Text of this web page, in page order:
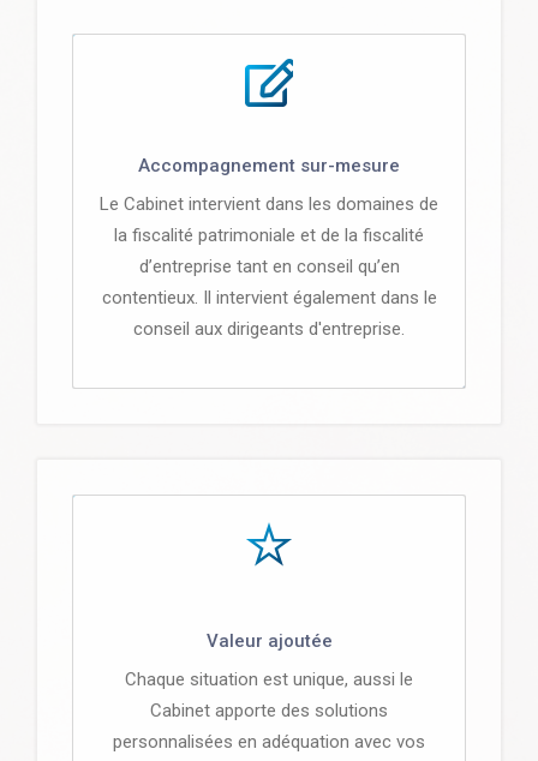
Accompagnement sur-mesure
Le Cabinet intervient dans les domaines de
la fiscalité patrimoniale et de la fiscalité
d’entreprise tant en conseil qu’en
contentieux. Il intervient également dans le
conseil aux dirigeants d'entreprise.
Valeur ajoutée
Chaque situation est unique, aussi le
Cabinet apporte des solutions
personnalisées en adéquation avec vos